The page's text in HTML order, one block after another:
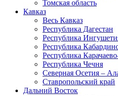
Томская область
Кавказ
Весь Кавказ
Республика Дагестан
Республика
Республика
Республика
Республика Чечня
Северная Осетия –
Ставропольский край
Дальний Восток